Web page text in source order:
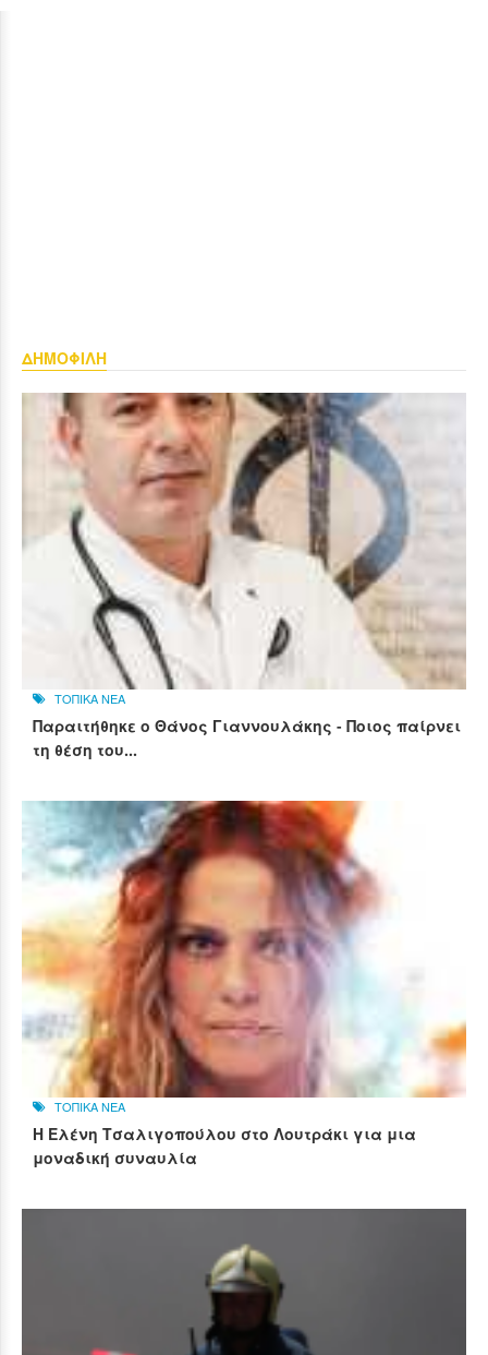
ΔΗΜΟΦΙΛΗ
ΤΟΠΙΚΑ ΝΕΑ
Παραιτήθηκε ο Θάνος Γιαννουλάκης - Ποιος παίρνει
τη θέση του...
ΤΟΠΙΚΑ ΝΕΑ
Η Ελένη Τσαλιγοπούλου στο Λουτράκι για μια
μοναδική συναυλία